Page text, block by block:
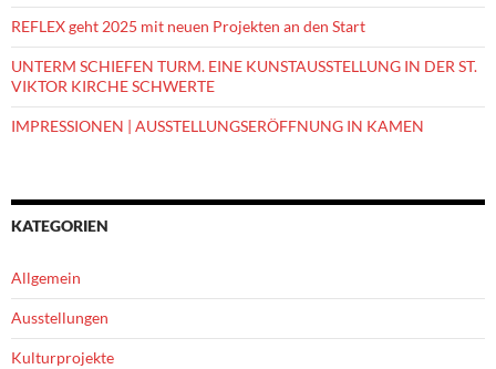
REFLEX geht 2025 mit neuen Projekten an den Start
UNTERM SCHIEFEN TURM. EINE KUNSTAUSSTELLUNG IN DER ST.
VIKTOR KIRCHE SCHWERTE
IMPRESSIONEN | AUSSTELLUNGSERÖFFNUNG IN KAMEN
KATEGORIEN
Allgemein
Ausstellungen
Kulturprojekte